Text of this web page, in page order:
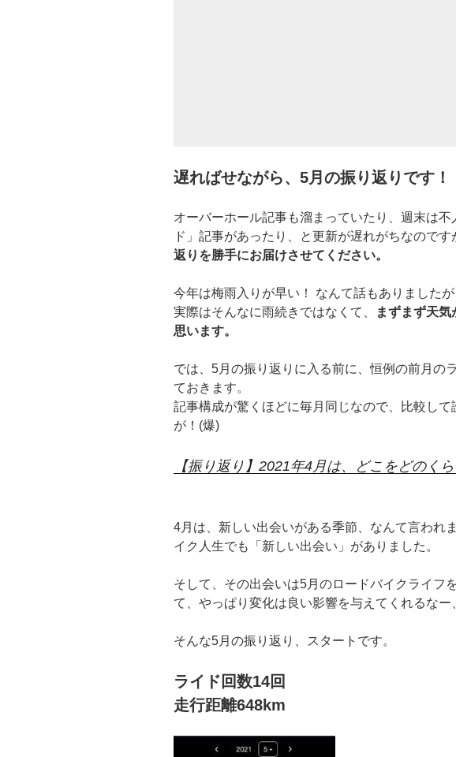
遅ればせながら、5月の振り返りです！
オーバーホール記事も溜まっていたり、週末は不
ド」記事があったり、と更新が遅れがちなのです
返りを勝手にお届けさせてください。
今年は梅雨入りが早い！ なんて話もありましたが
実際はそんなに雨続きではなくて、
まずまず天気
思います。
では、5月の振り返りに入る前に、恒例の前月の
ておきます。
記事構成が驚くほどに毎月同じなので、比較して
が！(爆)
【振り返り】2021年4月は、どこをどのく
4月は、新しい出会いがある季節、なんて言われ
イク人生でも「新しい出会い」がありました。
そして、その出会いは5月のロードバイクライフ
て、やっぱり変化は良い影響を与えてくれるなー
そんな5月の振り返り、スタートです。
ライド回数14回
走行距離648km